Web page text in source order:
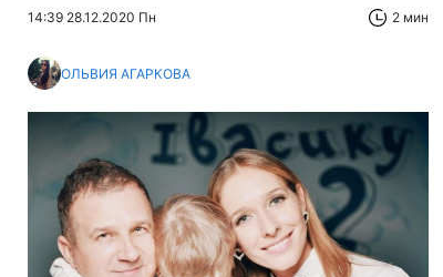
14:39 28.12.2020 Пн 2 мин
ОЛЬВИЯ АГАРКОВА